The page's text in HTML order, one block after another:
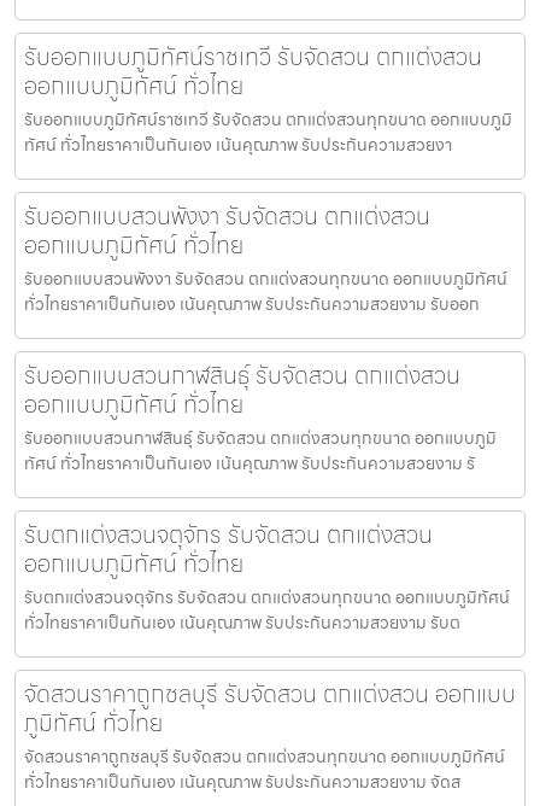
รับออกแบบภูมิทัศน์ราชเทวี รับจัดสวน ตกแต่งสวน
ออกแบบภูมิทัศน์ ทั่วไทย
รับออกแบบภูมิทัศน์ราชเทวี รับจัดสวน ตกแต่งสวนทุกขนาด ออกแบบภูมิ
ทัศน์ ทั่วไทยราคาเป็นกันเอง เน้นคุณภาพ รับประกันความสวยงา
รับออกแบบสวนพังงา รับจัดสวน ตกแต่งสวน
ออกแบบภูมิทัศน์ ทั่วไทย
รับออกแบบสวนพังงา รับจัดสวน ตกแต่งสวนทุกขนาด ออกแบบภูมิทัศน์
ทั่วไทยราคาเป็นกันเอง เน้นคุณภาพ รับประกันความสวยงาม รับออก
รับออกแบบสวนกาฬสินธุ์ รับจัดสวน ตกแต่งสวน
ออกแบบภูมิทัศน์ ทั่วไทย
รับออกแบบสวนกาฬสินธุ์ รับจัดสวน ตกแต่งสวนทุกขนาด ออกแบบภูมิ
ทัศน์ ทั่วไทยราคาเป็นกันเอง เน้นคุณภาพ รับประกันความสวยงาม รั
รับตกแต่งสวนจตุจักร รับจัดสวน ตกแต่งสวน
ออกแบบภูมิทัศน์ ทั่วไทย
รับตกแต่งสวนจตุจักร รับจัดสวน ตกแต่งสวนทุกขนาด ออกแบบภูมิทัศน์
ทั่วไทยราคาเป็นกันเอง เน้นคุณภาพ รับประกันความสวยงาม รับต
จัดสวนราคาถูกชลบุรี รับจัดสวน ตกแต่งสวน ออกแบบ
ภูมิทัศน์ ทั่วไทย
จัดสวนราคาถูกชลบุรี รับจัดสวน ตกแต่งสวนทุกขนาด ออกแบบภูมิทัศน์
ทั่วไทยราคาเป็นกันเอง เน้นคุณภาพ รับประกันความสวยงาม จัดส